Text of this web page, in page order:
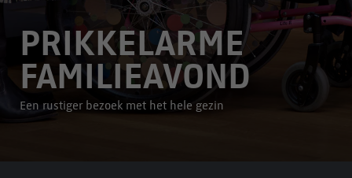
PRIKKELARME
FAMILIEAVOND
Een rustiger bezoek met het hele gezin